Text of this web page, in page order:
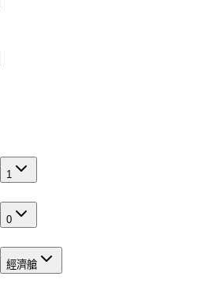
1
0
經濟艙